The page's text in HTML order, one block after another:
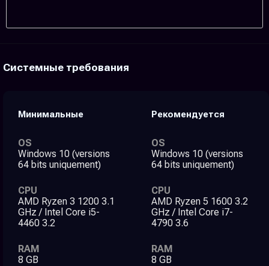
Системные требования
Минимальные
OS
Windows 10 (versions
64 bits uniquement)
CPU
AMD Ryzen 3 1200 3.1
GHz / Intel Core i5-
4460 3.2
RAM
8 GB
Рекомендуется
OS
Windows 10 (versions
64 bits uniquement)
CPU
AMD Ryzen 5 1600 3.2
GHz / Intel Core i7-
4790 3.6
RAM
8 GB